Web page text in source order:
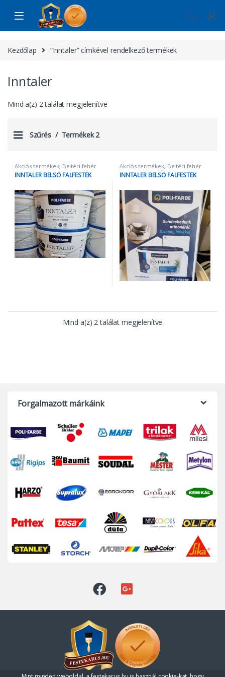
Skip to navigation
Skip to content
Kezdőlap “Inntaler” címkével rendelkező termékek
Inntaler
Mind a(z) 2 találat megjelenítve
Szűrés Termékek 2
Akciós termékek, Beltéri fehér
falfestékek ,Fal- és
homlokzatfesték, Inntaler,inti
INNTALER BELSŐ FALFESTÉK
Akciós termékek, Beltéri fehér
falfestékek ,Fal- és
homlokzatfesték, Inntaler,inti
INNTALER BELSŐ FALFESTÉK
Mind a(z) 2 találat megjelenítve
Forgalmazott márkáink